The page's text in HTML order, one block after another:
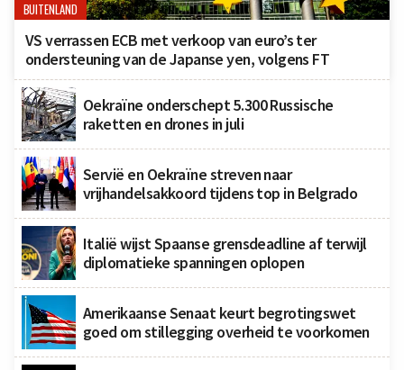
BUITENLAND
VS verrassen ECB met verkoop van euro’s ter
ondersteuning van de Japanse yen, volgens FT
Oekraïne onderschept 5.300 Russische
raketten en drones in juli
Servië en Oekraïne streven naar
vrijhandelsakkoord tijdens top in Belgrado
Italië wijst Spaanse grensdeadline af terwijl
diplomatieke spanningen oplopen
Amerikaanse Senaat keurt begrotingswet
goed om stillegging overheid te voorkomen